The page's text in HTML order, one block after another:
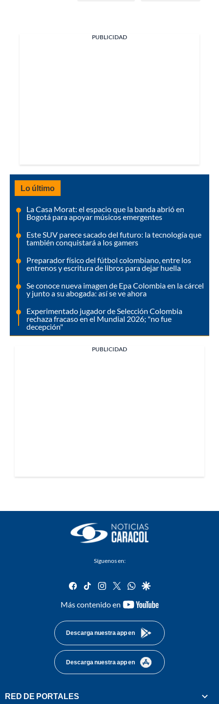
PUBLICIDAD
Lo último
La Casa Morat: el espacio que la banda abrió en
Bogotá para apoyar músicos emergentes
Este SUV parece sacado del futuro: la tecnología que
también conquistará a los gamers
Preparador físico del fútbol colombiano, entre los
entrenos y escritura de libros para dejar huella
Se conoce nueva imagen de Epa Colombia en la cárcel
y junto a su abogada: así se ve ahora
Experimentado jugador de Selección Colombia
rechaza fracaso en el Mundial 2026; "no fue
decepción"
PUBLICIDAD
Síguenos en:
facebook
tiktok instagram
twitterwhatsapp
google
Más contenido en
youtube-
Descarga nuestra app en
Descarga nuestra app en
RED DE PORTALES